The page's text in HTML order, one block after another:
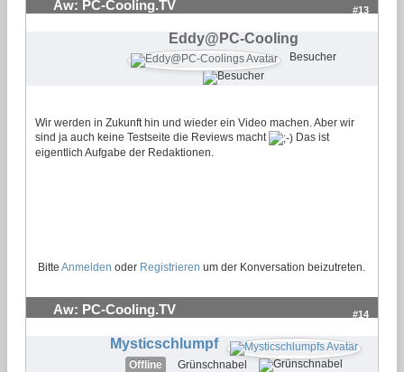
Aw: PC-Cooling.TV #13
Eddy@PC-Cooling
Besucher
Wir werden in Zukunft hin und wieder ein Video machen. Aber wir
sind ja auch keine Testseite die Reviews macht
Das ist
eigentlich Aufgabe der Redaktionen.
Bitte Anmelden oder Registrieren um der Konversation beizutreten.
Aw: PC-Cooling.TV #14
Mysticschlumpf
Offline
Grünschnabel